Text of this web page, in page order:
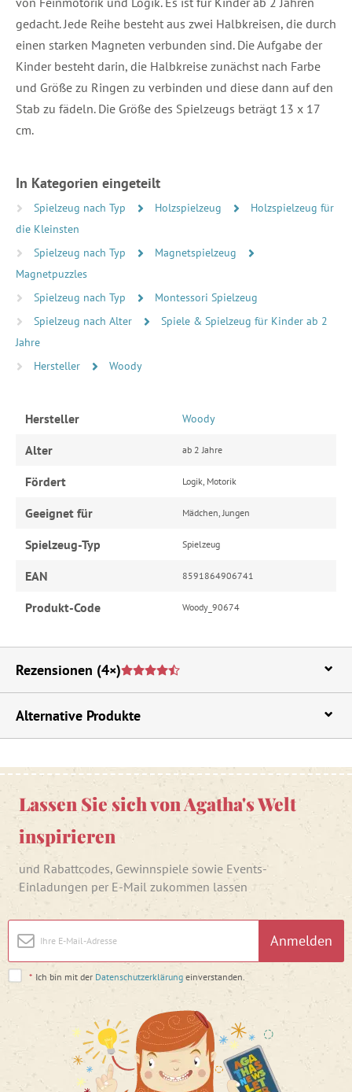
gedacht. Jede Reihe besteht aus zwei Halbkreisen, die durch
einen starken Magneten verbunden sind. Die Aufgabe der
Kinder besteht darin, die Halbkreise zunächst nach Farbe
und Größe zu Ringen zu verbinden und diese dann auf den
Stab zu fädeln. Die Größe des Spielzeugs beträgt 13 x 17
cm.
In Kategorien eingeteilt
Spielzeug nach Typ Holzspielzeug
Holzspielzeug für
die Kleinsten
Spielzeug nach Typ
Magnetspielzeug
Magnetpuzzles
Spielzeug nach Typ
Montessori Spielzeug
Spielzeug nach Alter
Spiele & Spielzeug für Kinder ab 2
Jahre
Hersteller
Woody
Hersteller Woody
Alter ab 2 Jahre
Fördert Logik, Motorik
Geeignet für Mädchen, Jungen
Spielzeug-Typ Spielzeug
EAN 8591864906741
Produkt-Code Woody_90674
Rezensionen (4×)
Alternative Produkte
Lassen Sie sich von Agatha's Welt
inspirieren
und Rabattcodes, Gewinnspiele sowie Events-
Einladungen per E-Mail zukommen lassen
Anmelden
* Ich bin mit der Datenschutzerklärung einverstanden.